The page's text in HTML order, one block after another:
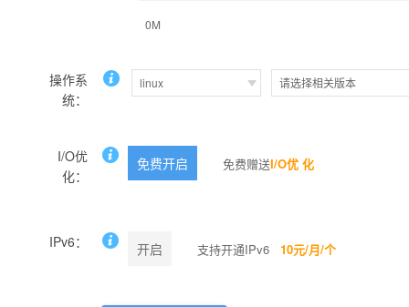
0M
操作系
统：
linux 请选择相关版本
I/O优
化：
免费开启 免费赠送I/O优 化
IPv6： 开启 支持开通IPv6 10元/月/个